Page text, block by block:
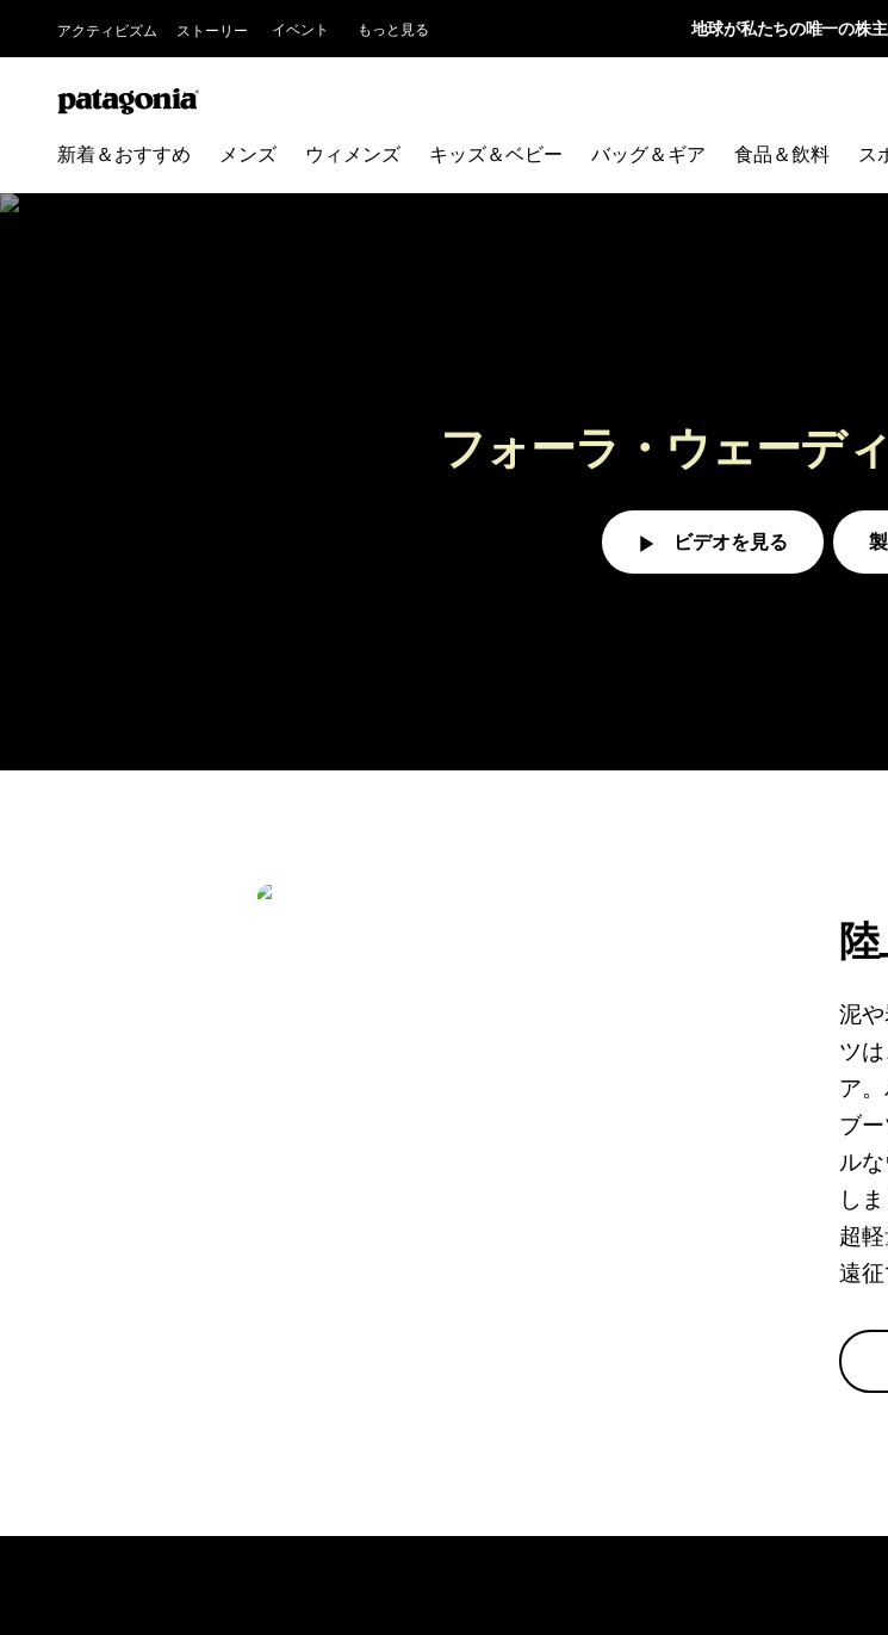
アクティビズム ストーリー イベント もっと見る 地球が私たちの唯一の株主
新着＆おすすめ メンズ ウィメンズ キッズ＆ベビー バッグ＆ギア 食品＆飲料 ス
フォーラ・ウェーデ
ビデオを見る
泥
ツ
ア
ブ
ル
し
超
遠